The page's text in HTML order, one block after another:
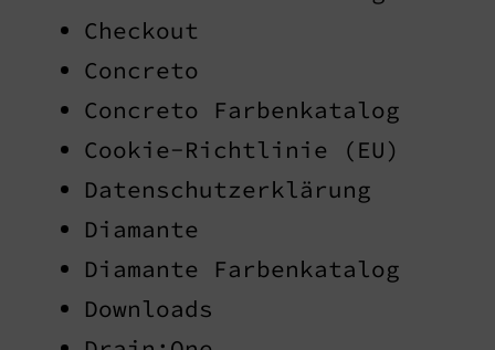
Checkout
Concreto
Concreto Farbenkatalog
Cookie-Richtlinie (EU)
Datenschutzerklärung
Diamante
Diamante Farbenkatalog
Downloads